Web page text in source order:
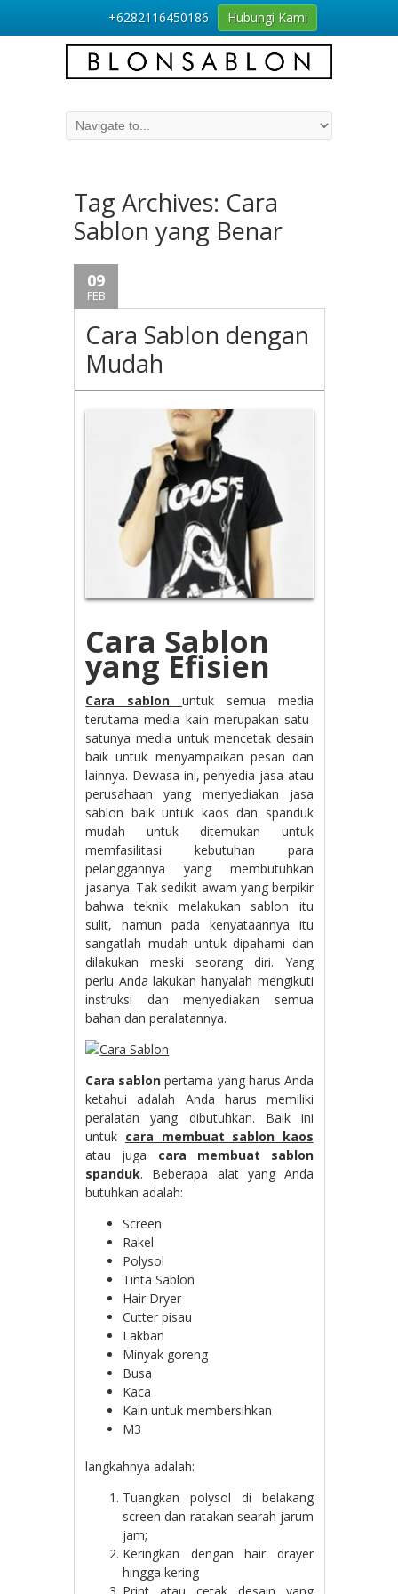
Tag Archives: Cara
Sablon yang Benar
09
FEB
Cara Sablon dengan
Mudah
Cara Sablon
yang Efisien
Cara sablon untuk semua media
terutama media kain merupakan satu-
satunya media untuk mencetak desain
baik untuk menyampaikan pesan dan
lainnya. Dewasa ini, penyedia jasa atau
perusahaan yang menyediakan jasa
sablon baik untuk kaos dan spanduk
mudah untuk ditemukan untuk
memfasilitasi kebutuhan para
pelanggannya yang membutuhkan
jasanya. Tak sedikit awam yang berpikir
bahwa teknik melakukan sablon itu
sulit, namun pada kenyataannya itu
sangatlah mudah untuk dipahami dan
dilakukan meski seorang diri. Yang
perlu Anda lakukan hanyalah mengikuti
instruksi dan menyediakan semua
bahan dan peralatannya.
Cara sablonpertama yang harus Anda
ketahui adalah Anda harus memiliki
peralatan yang dibutuhkan. Baik ini
untuk cara membuat sablon kaos
atau juga cara membuat sablon
spanduk. Beberapa alat yang Anda
butuhkan adalah:
Screen
Rakel
Polysol
Tinta Sablon
Hair Dryer
Cutter pisau
Lakban
Minyak goreng
Busa
Kaca
Kain untuk membersihkan
M3
langkahnya adalah:
Tuangkan polysol di belakang
screen dan ratakan searah jarum
jam;
Keringkan dengan hair drayer
hingga kering
Print atau cetak desain yang
+6282116450186 Hubungi Kami